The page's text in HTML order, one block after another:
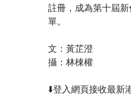
註冊，成為第十屆
單。
文：黃芷澄
攝：林棟權
⬇️登入網頁接收最新